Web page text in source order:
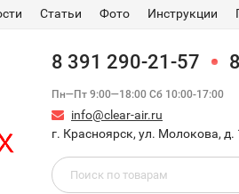
Статьи Фото Инструкции
8 391 290-21-57
Пн—Пт 9:00—18:00 Сб 10:00-17:00
info@clear-air.ru
г. Красноярск, ул. Молокова, д.